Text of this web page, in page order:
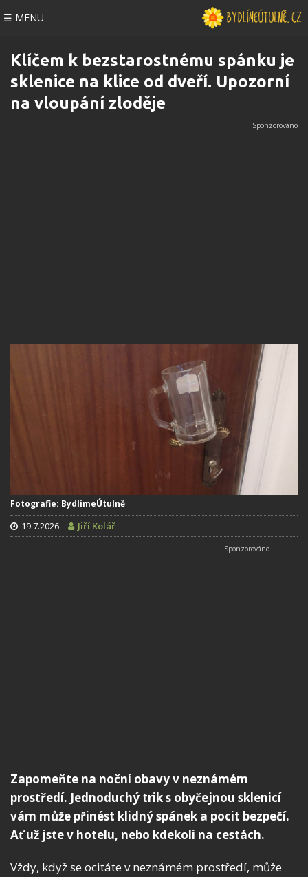
☰ MENU
Klíčem k bezstarostnému spánku je
sklenice na klice od dveří. Upozorní
na vloupání zloděje
Fotografie: BydlímeÚtulně
19.7.2026 Jiří Kolář
Zapomeňte na noční obavy v neznámém
prostředí. Jednoduchý trik s obyčejnou sklenicí
vám může přinést klidný spánek a pocit bezpečí.
Ať už jste v hotelu, nebo kdekoli na cestách.
Vždy, když se ocitáte v neznámém prostředí, může